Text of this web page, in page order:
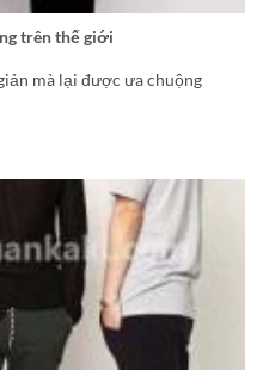
trên thế giới
mà lại được ưa chuộng